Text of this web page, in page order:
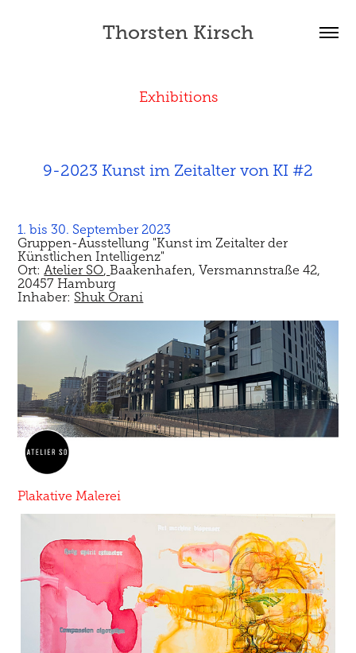
Thorsten Kirsch
Exhibitions
9-2023 Kunst im Zeitalter von KI #2
1. bis 30. September 2023
Gruppen-Ausstellung "Kunst im Zeitalter der
Künstlichen Intelligenz"
Ort: Atelier SO,Baakenhafen, Versmannstraße 42,
20457 Hamburg
Inhaber: Shuk Orani
Plakative Malerei